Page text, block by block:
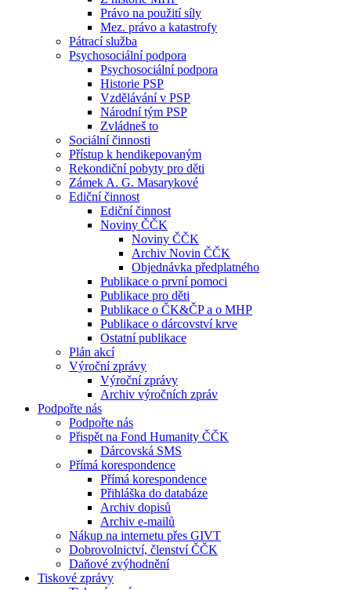
Právo na použití síly
Mez. právo a katastrofy
Pátrací služba
Psychosociální podpora
Psychosociální podpora
Historie PSP
Vzdělávání v PSP
Národní tým PSP
Zvládneš to
Sociální činnosti
Přístup k hendikepovaným
Rekondiční pobyty pro děti
Zámek A. G. Masarykové
Ediční činnost
Ediční činnost
Noviny ČČK
Noviny ČČK
Archiv Novin ČČK
Objednávka předplatného
Publikace o první pomoci
Publikace pro děti
Publikace o ČK&ČP a o MHP
Publikace o dárcovství krve
Ostatní publikace
Plán akcí
Výroční zprávy
Výroční zprávy
Archiv výročních zpráv
Podpořte nás
Podpořte nás
Přispět na Fond Humanity ČČK
Dárcovská SMS
Přímá korespondence
Přímá korespondence
Přihláška do databáze
Archiv dopisů
Archiv e-mailů
Nákup na internetu přes GIVT
Dobrovolnictví, členství ČČK
Daňové zvýhodnění
Tiskové zprávy